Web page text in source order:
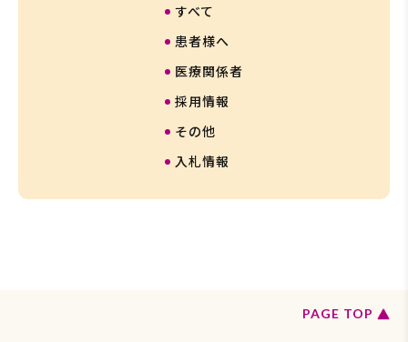
すべて
患者様へ
医療関係者
採用情報
その他
入札情報
PAGE TOP ペ